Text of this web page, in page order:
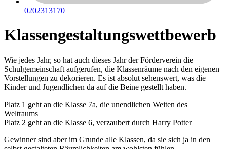
0202313170
Klassengestaltungswettbewerb
Wie jedes Jahr, so hat auch dieses Jahr der Förderverein die
Schulgemeinschaft aufgerufen, die Klassenräume nach den eigenen
Vorstellungen zu dekorieren. Es ist absolut sehenswert, was die
Kinder und Jugendlichen da auf die Beine gestellt haben.
Platz 1 geht an die Klasse 7a, die unendlichen Weiten des
Weltraums
Platz 2 geht an die Klasse 6, verzaubert durch Harry Potter
Gewinner sind aber im Grunde alle Klassen, da sie sich ja in den